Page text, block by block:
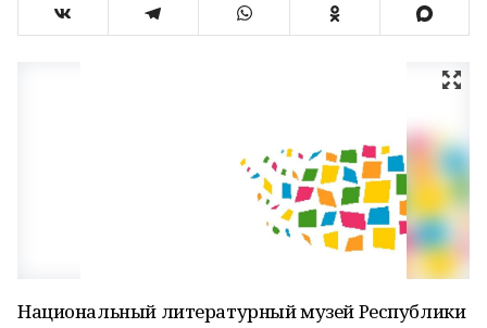
Национальный литературный музей Республики